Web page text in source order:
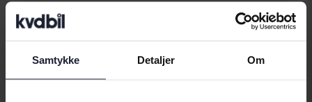
Samtykke Detaljer Om
Bilmærker